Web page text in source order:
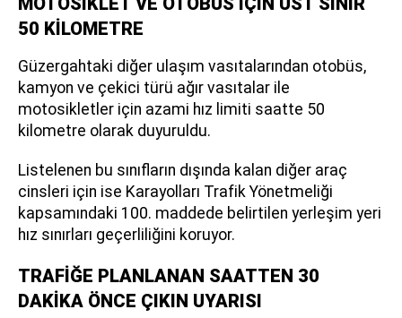
50 KİLOMETRE
Güzergahtaki diğer ulaşım vasıtalarından otobüs,
kamyon ve çekici türü ağır vasıtalar ile
motosikletler için azami hız limiti saatte 50
kilometre olarak duyuruldu.
Listelenen bu sınıfların dışında kalan diğer araç
cinsleri için ise Karayolları Trafik Yönetmeliği
kapsamındaki 100. maddede belirtilen yerleşim yeri
hız sınırları geçerliliğini koruyor.
TRAFİĞE PLANLANAN SAATTEN 30
DAKİKA ÖNCE ÇIKIN UYARISI